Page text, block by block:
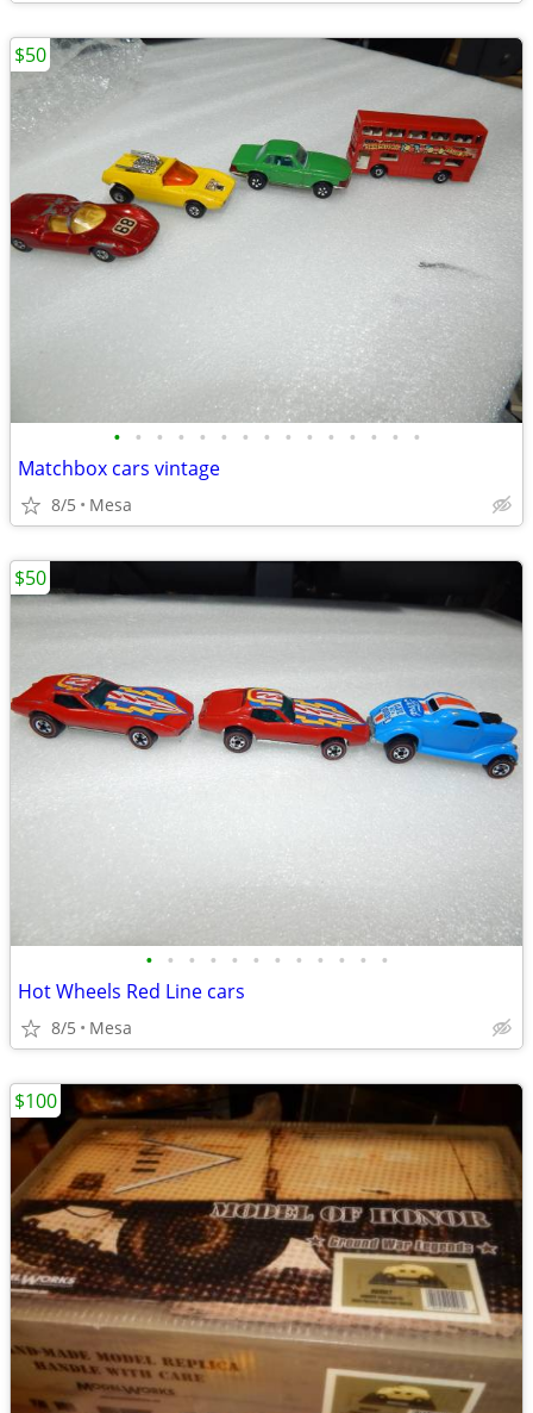
• • • • • • • • • • • • • • •
Matchbox cars vintage
8/5 Mesa
$50
• • • • • • • • • • • •
Hot Wheels Red Line cars
8/5 Mesa
$50
$100